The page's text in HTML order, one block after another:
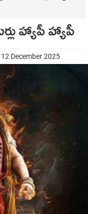
హ్యాపీ హ్యాపీ
December 2025